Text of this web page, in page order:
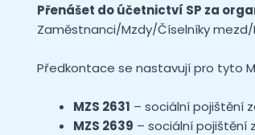
Přenášet do účetnictví SP za
Zaměstnanci/Mzdy/Číselníky mezd/
Předkontace se nastavují pro tyto
MZS 2631 – sociální pojištění
MZS 2639 – sociální pojištění